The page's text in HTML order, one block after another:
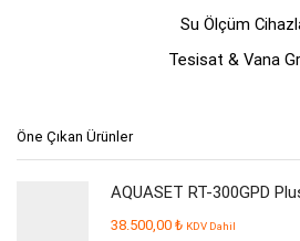
Su Ölçüm
Tesisat & Vana
Öne Çıkan Ürünler
38.500,00 ₺ KDV Dahil